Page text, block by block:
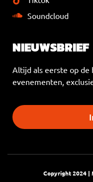
Soundcloud
NIEUWSBRIEF
Altijd als eerste op de
evenementen,
Copyright 2024